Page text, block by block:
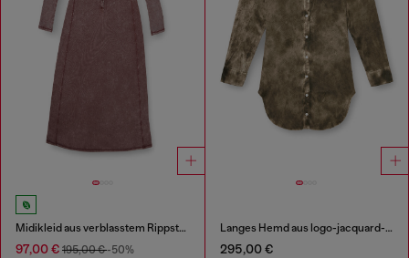
Midikleid aus verblasstem Rippstrick-Jersey
97,00 € 195,00 €-50%
Langes Hemd aus logo-jacquard-knitter-satin
295,00 €